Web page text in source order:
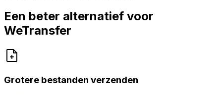
Een beter alternatief voor
WeTransfer
Grotere bestanden verzenden